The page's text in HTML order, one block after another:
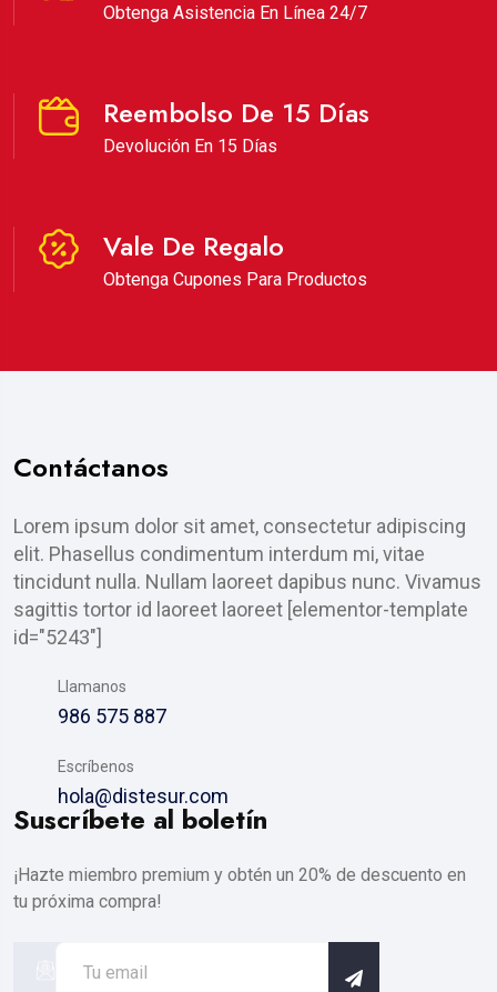
Obtenga Asistencia En Línea 24/7
Reembolso De 15 Días
Devolución En 15 Días
Vale De Regalo
Obtenga Cupones Para Productos
Contáctanos
Lorem ipsum dolor sit amet, consectetur adipiscing
elit. Phasellus condimentum interdum mi, vitae
tincidunt nulla. Nullam laoreet dapibus nunc. Vivamus
sagittis tortor id laoreet laoreet [elementor-template
id="5243"]
Llamanos
986 575 887
Escríbenos
hola@distesur.com
Suscríbete al boletín
¡Hazte miembro premium y obtén un 20% de descuento en
tu próxima compra!